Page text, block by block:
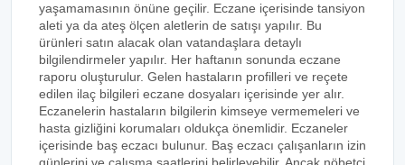
yaşamamasının önüne geçilir. Eczane içerisinde tansiyon
aleti ya da ateş ölçen aletlerin de satışı yapılır. Bu
ürünleri satın alacak olan vatandaşlara detaylı
bilgilendirmeler yapılır. Her haftanın sonunda eczane
raporu oluşturulur. Gelen hastaların profilleri ve reçete
edilen ilaç bilgileri eczane dosyaları içerisinde yer alır.
Eczanelerin hastaların bilgilerin kimseye vermemeleri ve
hasta gizliğini korumaları oldukça önemlidir. Eczaneler
içerisinde baş eczacı bulunur. Baş eczacı çalışanların izin